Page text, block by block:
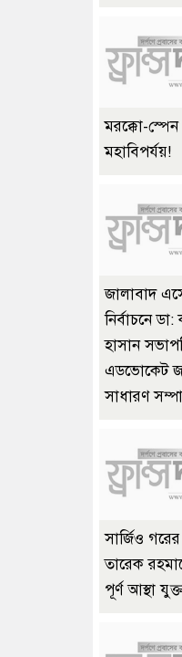
মরক্কো-স্পেন
মহাবিপর্যয়!
জালাবাদ
নির্বাচনে
হাসান
এডভোকেট
সাধারণ
সার্জিও
তারেক
পূর্ণ আস্থা